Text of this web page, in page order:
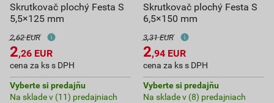
Skrutkovač plochý Festa S
5,5×125 mm
2,62 EUR
2,26 EUR
cena za ks s DPH
Vyberte si predajňu
Na sklade v (11) predajniach
Skrutkovač plochý Festa S
6,5×150 mm
3,31 EUR
2,94 EUR
cena za ks s DPH
Vyberte si predajňu
Na sklade v (8) predajniach